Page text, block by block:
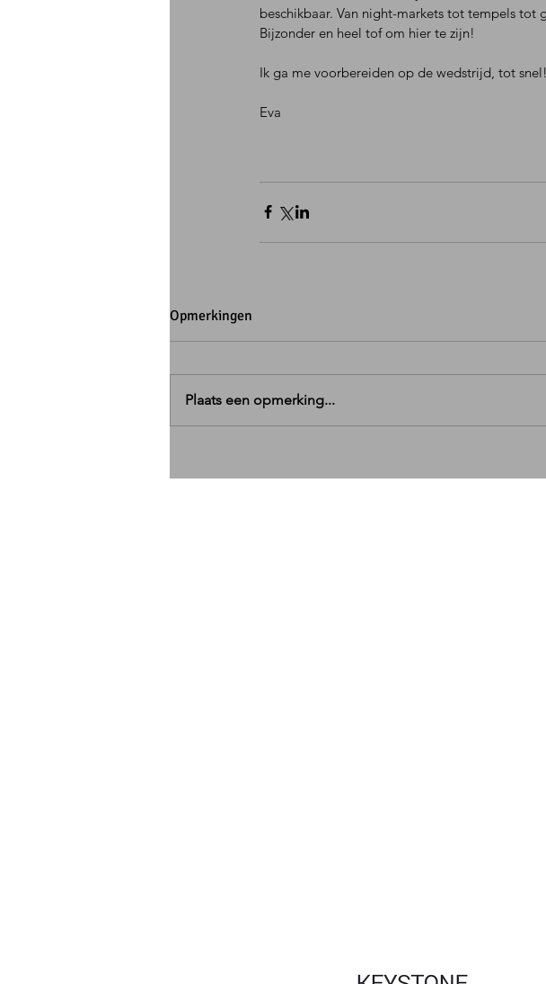
beschikbaar. Van night-markets tot tempels tot
Bijzonder en heel tof om hier te zijn!
Ik ga me voorbereiden op de wedstrijd, tot snel!
Eva
Opmerkingen
Plaats een opmerking...